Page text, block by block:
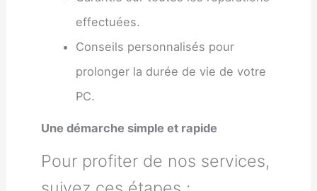
effectuées.
Conseils personnalisés pour
prolonger la durée de vie de votre
PC.
Une démarche simple et rapide
Pour profiter de nos services,